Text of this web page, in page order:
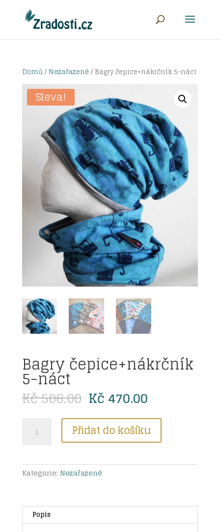
Domů/ Nezařazené / Bagry čepice+nákrčník 5-náct
Sleva!
Bagry čepice+nákrčník
5-náct
Kč506.00 Původní
cena
byla:
Kč 506.00.
Kč470.00Aktuální
cena
je:
Kč 470.00.
čepice+nákrčník
množství
Přidat do košíku
Kategorie: Nezařazené
Popis